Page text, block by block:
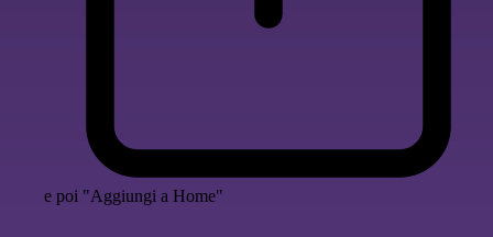
e poi "Aggiungi a Home"